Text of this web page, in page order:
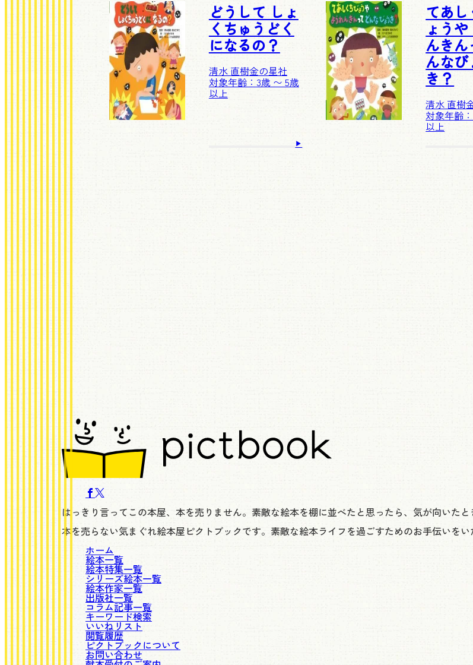
どうして しょ
くちゅうどく
になるの？
清水 直樹金の星社
対象年齢：3歳 〜 5歳
以上
てあ
ょう
んき
んなび
き？
清水 直樹
対象年齢
以上
はっきり言ってこの本屋、本を売りません。素敵な絵本を棚に並べたと思ったら、気が向いた
本を売らない気まぐれ絵本屋ピクトブックです。素敵な絵本ライフを過ごすためのお手伝いをい
ホーム
絵本一覧
絵本特集一覧
シリーズ絵本一覧
絵本作家一覧
出版社一覧
コラム記事一覧
キーワード検索
いいねリスト
閲覧履歴
ピクトブックについて
お問い合わせ